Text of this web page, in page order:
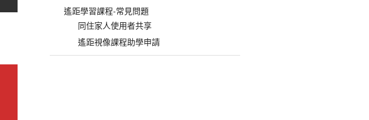
遙距學習課程-常見問題
同住家人使用者共享
遙距視像課程助學申請